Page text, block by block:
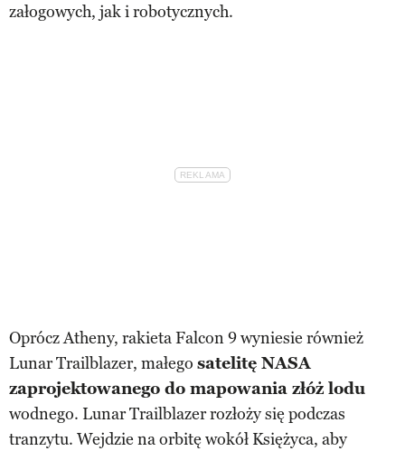
załogowych, jak i robotycznych.
Oprócz Atheny, rakieta Falcon 9 wyniesie również
Lunar Trailblazer, małego satelitę NASA
zaprojektowanego do mapowania złóż lodu
wodnego. Lunar Trailblazer rozłoży się podczas
tranzytu. Wejdzie na orbitę wokół Księżyca, aby